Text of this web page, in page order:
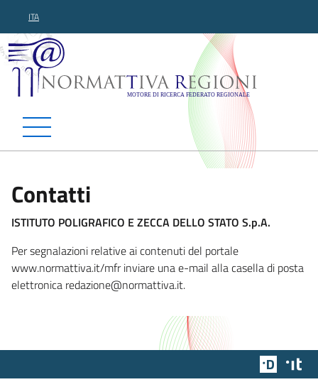
ITA
Normattiva Regioni -
Contatti
ISTITUTO POLIGRAFICO E ZECCA DELLO STATO S.p.A.
Per segnalazioni relative ai contenuti del portale
www.normattiva.it/mfr inviare una e-mail alla casella di posta
elettronica redazione@normattiva.it.
Team